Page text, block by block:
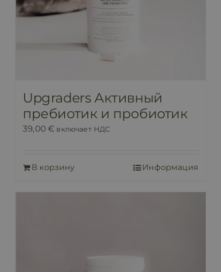
Upgraders Активный
пребиотик и пробиотик
39,00€ включает НДС
В корзину Информация